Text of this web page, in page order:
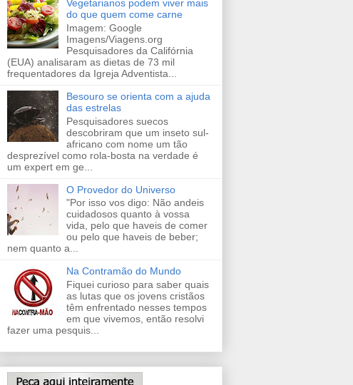
Vegetarianos podem viver mais
do que quem come carne
Imagem: Google
Imagens/Viagens.org
Pesquisadores da Califórnia
(EUA) analisaram as dietas de 73 mil
frequentadores da Igreja Adventista...
Besouro se orienta com a ajuda
das estrelas
Pesquisadores suecos
descobriram que um inseto sul-
africano com nome um tão
desprezível como rola-bosta na verdade é
um expert em ge...
O Provedor do Universo
"Por isso vos digo: Não andeis
cuidadosos quanto à vossa
vida, pelo que haveis de comer
ou pelo que haveis de beber;
nem quanto a...
Na Contramão do Mundo
Fiquei curioso para saber quais
as lutas que os jovens cristãos
têm enfrentado nesses tempos
em que vivemos, então resolvi
fazer uma pesquis...